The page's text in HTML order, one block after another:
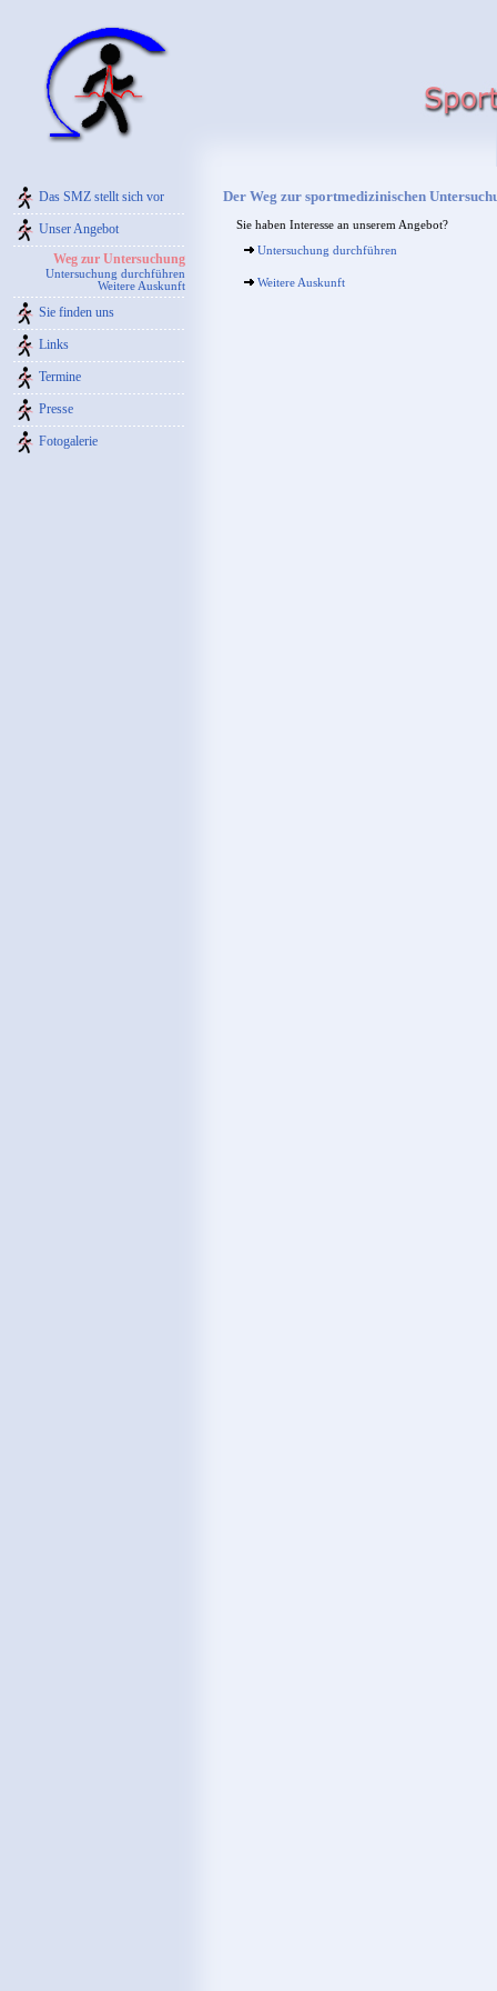
Das SMZ stellt sich vor
Unser Angebot
Weg zur Untersuchung
Untersuchung durchführen
Weitere Auskunft
Sie finden uns
Links
Termine
Presse
Fotogalerie
Der Weg zur sportmedizinischen
Sie haben Interesse an unserem Angebot?
Untersuchung durchführen
Weitere Auskunft